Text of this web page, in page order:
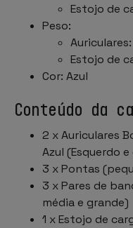
Estojo de
Peso:
Estojo de
Cor: Azul
Conteúdo da
2 x Auriculares
Azul (Esquerdo
3 x Pontas
3 x Pares de
média e grande)
1 x Estojo de